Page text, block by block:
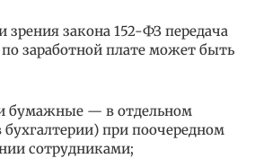
зрения закона 152-ФЗ передача
заработной плате может быть
бумажные — в отдельном
бухгалтерии) при поочередном
сотрудниками;